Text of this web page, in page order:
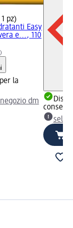
pz)
Easy
e..., 110
la
dm